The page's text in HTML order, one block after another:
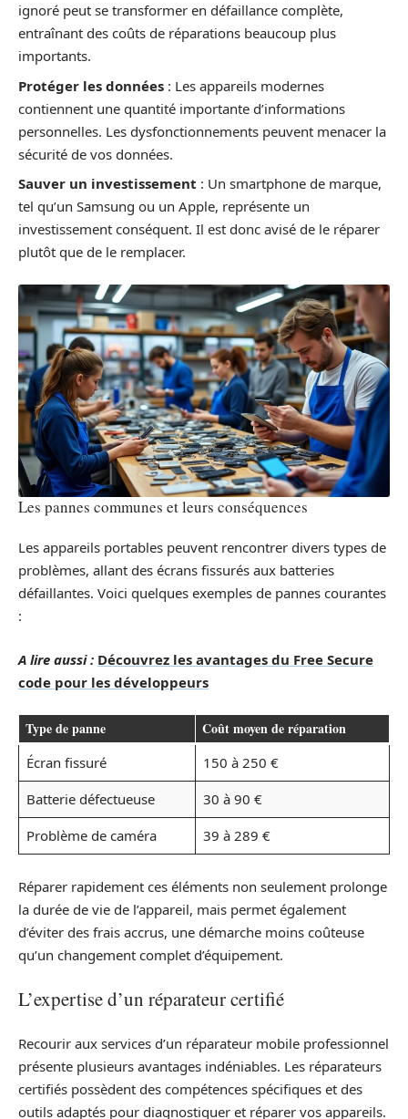
ignoré peut se transformer en défaillance complète,
entraînant des coûts de réparations beaucoup plus
importants.
Protéger les données : Les appareils modernes
contiennent une quantité importante d’informations
personnelles. Les dysfonctionnements peuvent menacer la
sécurité de vos données.
Sauver un investissement : Un smartphone de marque,
tel qu’un Samsung ou un Apple, représente un
investissement conséquent. Il est donc avisé de le réparer
plutôt que de le remplacer.
Les pannes communes et leurs conséquences
Les appareils portables peuvent rencontrer divers types de
problèmes, allant des écrans fissurés aux batteries
défaillantes. Voici quelques exemples de pannes courantes
:
A lire aussi : Découvrez les avantages du Free Secure
code pour les développeurs
Type de panne Coût moyen de réparation
Écran fissuré
150 à 250 €
Batterie défectueuse
30 à 90 €
Problème de caméra
39 à 289 €
Réparer rapidement ces éléments non seulement prolonge
la durée de vie de l’appareil, mais permet également
d’éviter des frais accrus, une démarche moins coûteuse
qu’un changement complet d’équipement.
L’expertise d’un réparateur certifié
Recourir aux services d’un réparateur mobile professionnel
présente plusieurs avantages indéniables. Les réparateurs
certifiés possèdent des compétences spécifiques et des
outils adaptés pour diagnostiquer et réparer vos appareils.